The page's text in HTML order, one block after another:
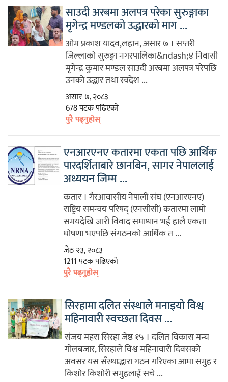
साउदी अरबमा अलपत्र परेका सुरुङ्गाका
मृगेन्द्र मण्डलको उद्धारको माग ...
ओम प्रकाश यादव,लहान, असार ७ । सप्तरी
जिल्लाको सुरुङ्गा नगरपालिका&ndash;४ निवासी
मृगेन्द्र कुमार मण्डल साउदी अरबमा अलपत्र परेपछि
उनको उद्धार तथा स्वदेश ...
असार ७, २०८३
678 पटक पढिएको
पुरै पढ्नुहोस्
एनआरएनए कतारमा एकता पछि आर्थिक
पारदर्शिताबारे छानबिन, सागर नेपाललाई
अध्ययन जिम्म ...
कतार । गैरआवासीय नेपाली संघ (एनआरएनए)
राष्ट्रिय समन्वय परिषद् (एनसीसी) कतारमा लामो
समयदेखि जारी विवाद समाधान भई हालै एकता
घोषणा भएपछि संगठनको आर्थिक त ...
जेठ २३, २०८३
1211 पटक पढिएको
पुरै पढ्नुहोस्
सिरहामा दलित संस्थाले मनाइयो विश्व
महिनावारी स्वच्छता दिवस ...
संजय महरा सिरहा जेष्ठ १५ । दलित विकास मन्च
गोलबजार, सिरहाले विश्व महिनावारी दिवसको
अवसर यस सँस्थाद्धारा गठन गरिएका आमा समुह र
किशोर किशोरी समुहलाई सचे ...